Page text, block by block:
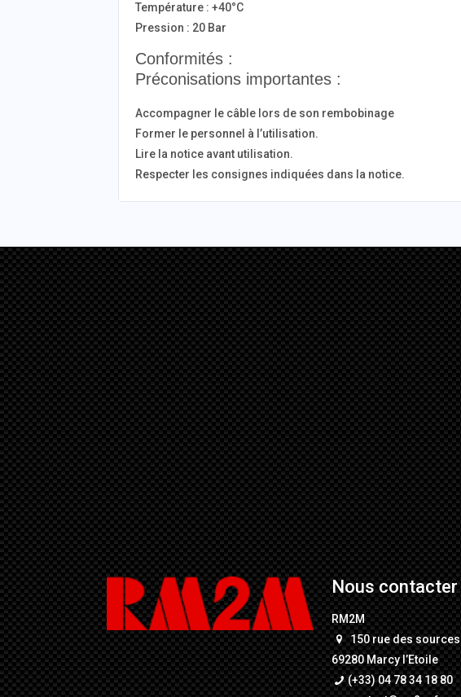
Température : +40°C
Pression : 20 Bar
Conformités :
Préconisations importantes :
Accompagner le câble lors de son rembobinage
Former le personnel à l’utilisation.
Lire la notice avant utilisation.
Respecter les consignes indiquées dans la notice.
Nous contacter
RM2M
150 rue des sources
69280 Marcy l’Etoile
(+33) 04 78 34 18 80